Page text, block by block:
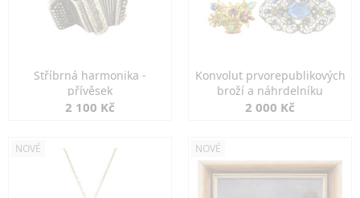
Stříbrná harmonika -
přívěsek
2 100 Kč
Konvolut prvorepublikových
broží a náhrdelníku
2 000 Kč
NOVÉ NOVÉ